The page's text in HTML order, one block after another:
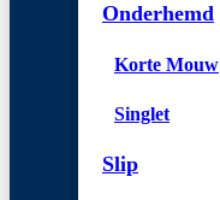
Onderhemd
Korte Mouw
Singlet
Slip